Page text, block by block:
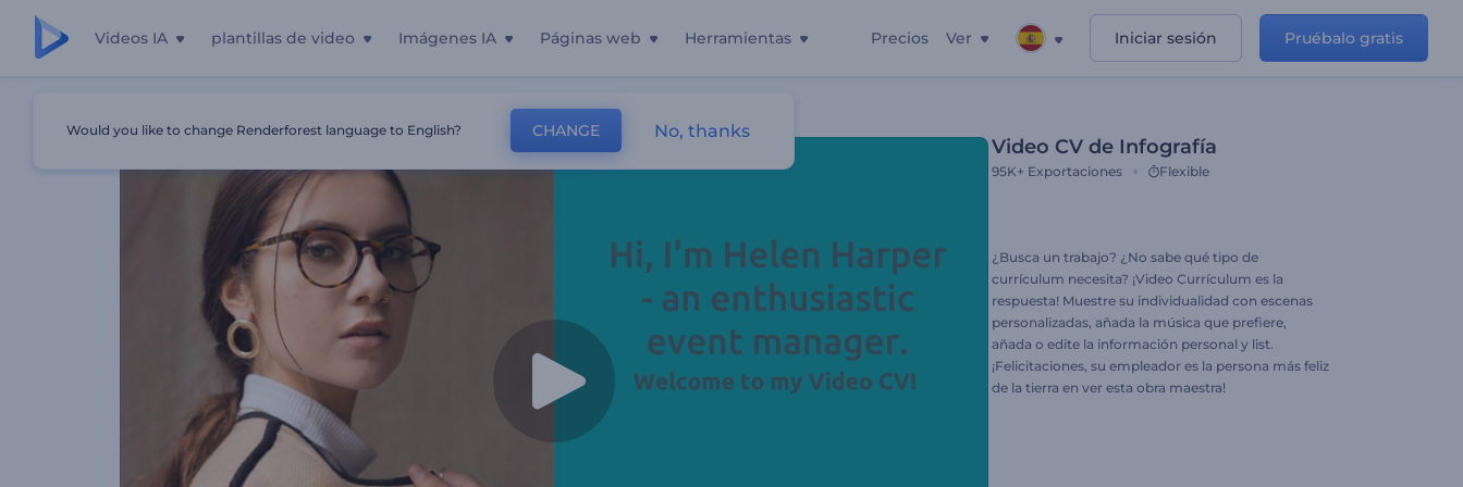
Videos IA plantillas de video Imágenes IA Páginas web Herramientas Precios Ver Iniciar sesión Pruébalo gratis
Video CV de Infografía
95K+ Exportaciones Flexible
¿Busca un trabajo? ¿No sabe qué tipo de
currículum necesita? ¡Video Currículum es la
respuesta! Muestre su individualidad con escenas
personalizadas, añada la música que prefiere,
añada o edite la información personal y list.
¡Felicitaciones, su empleador es la persona más feliz
de la tierra en ver esta obra maestra!
Would you like to change Renderforest language to English? CHANGE No, thanks